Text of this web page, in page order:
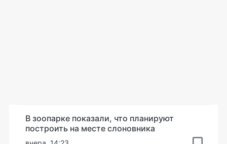
В зоопарке показали, что планируют
построить на месте слоновника